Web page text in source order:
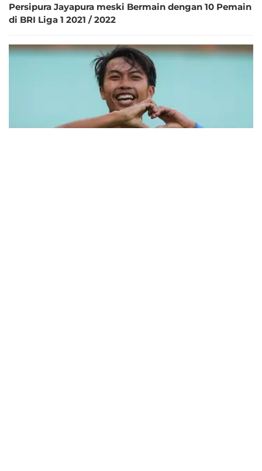
Persipura Jayapura meski Bermain dengan 10 Pemain
di BRI Liga 1 2021 / 2022